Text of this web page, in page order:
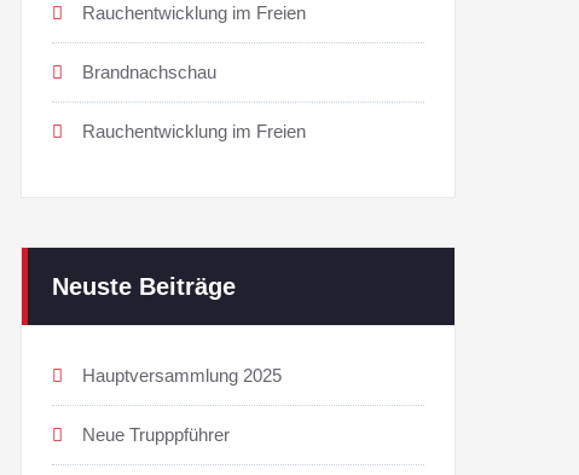
Rauchentwicklung im Freien
Brandnachschau
Rauchentwicklung im Freien
Neuste Beiträge
Hauptversammlung 2025
Neue Trupppführer